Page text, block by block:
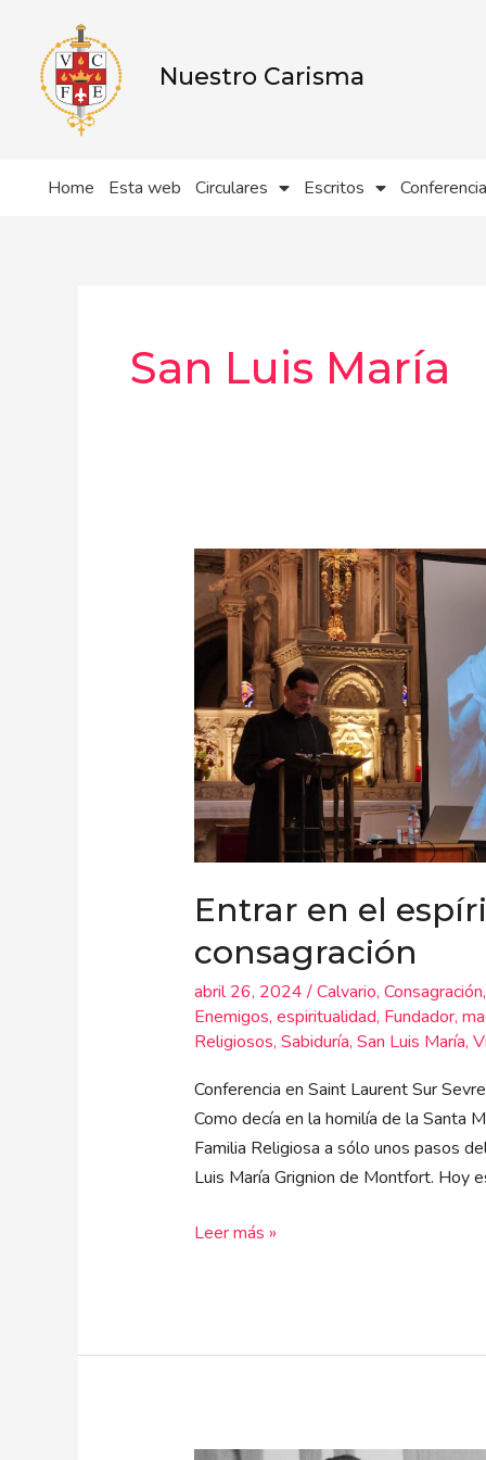
contenido
Nuestro Carisma
Home Esta web Circulares Escritos
San Luis María
Entrar en el
consagración
abril 26, 2024/Calvario, Consagración,
Enemigos, espiritualidad, Fundador,
Religiosos, Sabiduría, San Luis María,
Conferencia en Saint Laurent Sur
Como decía en la homilía de la Santa
Familia Religiosa a sólo unos pasos
Luis María Grignion de Montfort. Hoy
Entrar
en
el
espíritu
esta
consagración
Leer más »